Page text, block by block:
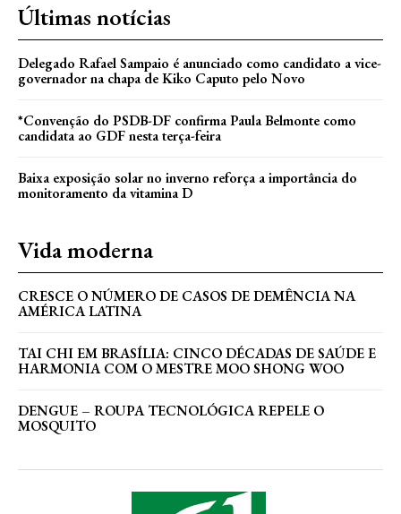
Últimas notícias
Delegado Rafael Sampaio é anunciado como candidato a vice-
governador na chapa de Kiko Caputo pelo Novo
*Convenção do PSDB-DF confirma Paula Belmonte como
candidata ao GDF nesta terça-feira
Baixa exposição solar no inverno reforça a importância do
monitoramento da vitamina D
Vida moderna
CRESCE O NÚMERO DE CASOS DE DEMÊNCIA NA
AMÉRICA LATINA
TAI CHI EM BRASÍLIA: CINCO DÉCADAS DE SAÚDE E
HARMONIA COM O MESTRE MOO SHONG WOO
DENGUE – ROUPA TECNOLÓGICA REPELE O
MOSQUITO